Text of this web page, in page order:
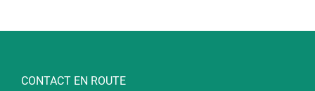
CONTACT EN ROUTE